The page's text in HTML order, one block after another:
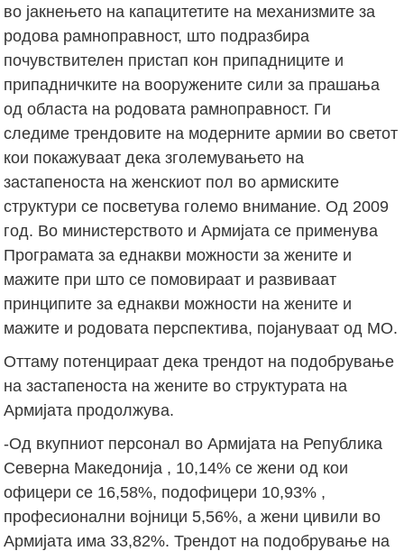
во јакнењето на капацитетите на механизмите за
родова рамноправност, што подразбира
почувствителен пристап кон припадниците и
припадничките на вооружените сили за прашања
од областа на родовата рамноправност. Ги
следиме трендовите на модерните армии во светот
кои покажуваат дека зголемувањето на
застапеноста на женскиот пол во армиските
структури се посветува големо внимание. Од 2009
год. Во министерството и Армијата се применува
Програмата за еднакви можности за жените и
мажите при што се помовираат и развиваат
принципите за еднакви можности на жените и
мажите и родовата перспектива, појануваат од МО.
Оттаму потенцираат дека трендот на подобрување
на застапеноста на жените во структурата на
Армијата продолжува.
-Од вкупниот персонал во Армијата на Република
Северна Македонија , 10,14% се жени од кои
офицери се 16,58%, подофицери 10,93% ,
професионални војници 5,56%, а жени цивили во
Армијата има 33,82%. Трендот на подобрување на